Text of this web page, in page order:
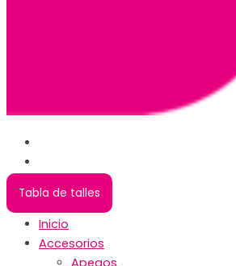
Tabla de talles
Inicio
Accesorios
Apegos